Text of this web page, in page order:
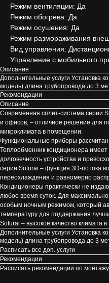
Режим вентиляции: Да
Режим обогрева: Да
Режим осушения: Да
Режим размораживания
Вид управления:
Управление c мобильного
Описание
Дополнительные услуги Установка
модель) длина трубопровода до 3
Рекомендации
Описание
Современная сплит-система серии
и офисов, – отличное решение для
микроклимата в помещении.
Функциональные приборы
Теплообменник кондиционера
долговечность устройства и
серии Soturai – функция 3D-потока
переохлаждения и равномерно
Кондиционеры практически не
любое время суток. Для
особым ночным режимом, который
температуру для поддержания
Soturai – высокое качество климата
Дополнительные услуги Установка
модель) длина трубопровода до 3
Расписать все доп. услуги
Рекомендации
Расписать рекомендации по